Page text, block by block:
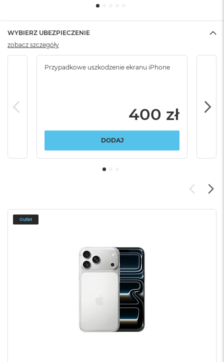
WYBIERZ UBEZPIECZENIE
Przypadkowe uszkodzenie ekranu iPhone
400 zł
DODAJ
zobacz szczegóły
Outlet